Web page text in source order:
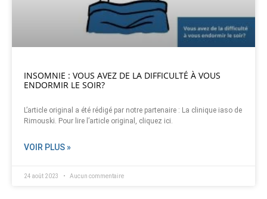
INSOMNIE : VOUS AVEZ DE LA DIFFICULTÉ À VOUS
ENDORMIR LE SOIR?
L’article original a été rédigé par notre partenaire : La clinique iaso de
Rimouski. Pour lire l’article original, cliquez ici.
VOIR PLUS »
24 août 2023 Aucun commentaire